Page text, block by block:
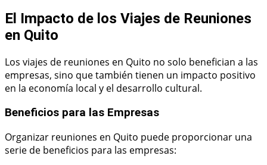
El Impacto de los Viajes de Reuniones
en Quito
Los viajes de reuniones en Quito no solo benefician a las
empresas, sino que también tienen un impacto positivo
en la economía local y el desarrollo cultural.
Beneficios para las Empresas
Organizar reuniones en Quito puede proporcionar una
serie de beneficios para las empresas: